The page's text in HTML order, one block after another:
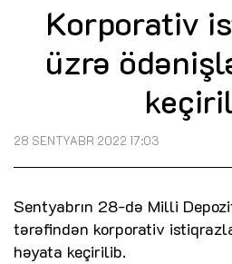
Korporativ
üzrə
28 SENTYABR 2022 17:03
Sentyabrın 28-də Milli
tərəfindən korporativ
həyata keçirilib.